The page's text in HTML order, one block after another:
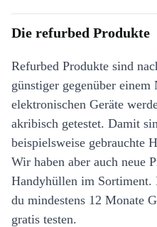
Die refurbed Produkte
Refurbed Produkte sind
günstiger gegenüber einem
elektronischen Geräte
akribisch getestet. Damit
beispielsweise gebrauchte
Wir haben aber auch neue
Handyhüllen im Sortiment.
du mindestens 12 Monate
gratis testen.